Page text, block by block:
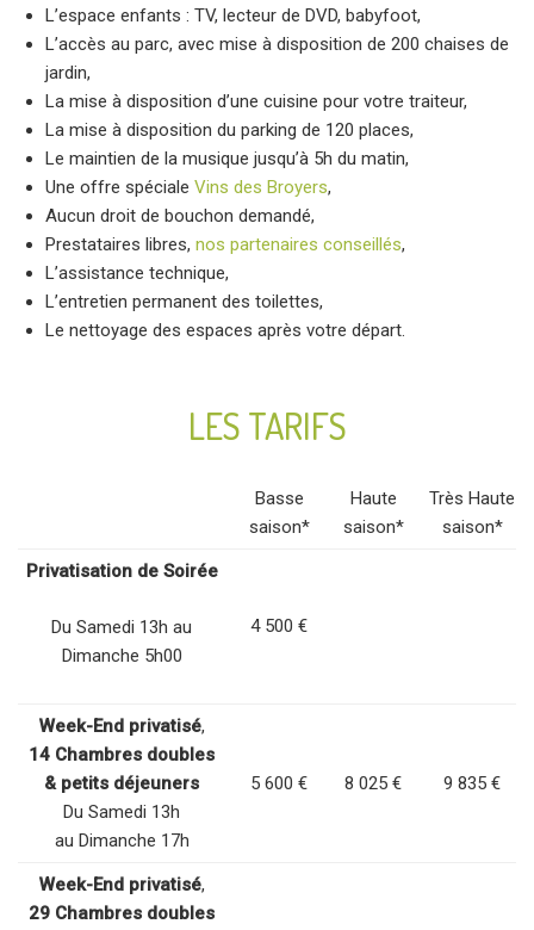
L’espace enfants : TV, lecteur de DVD, babyfoot,
L’accès au parc, avec mise à disposition de 200 chaises de
jardin,
La mise à disposition d’une cuisine pour votre traiteur,
La mise à disposition du parking de 120 places,
Le maintien de la musique jusqu’à 5h du matin,
Une offre spéciale Vins des Broyers,
Aucun droit de bouchon demandé,
Prestataires libres, nos partenaires conseillés,
L’assistance technique,
L’entretien permanent des toilettes,
Le nettoyage des espaces après votre départ.
LES TARIFS
Basse
saison*
Haute
saison*
Très Haute
saison*
Privatisation de Soirée
Du Samedi 13h au
Dimanche 5h00
4 500 €
Week-End privatisé,
14 Chambres doubles
& petits déjeuners
Du Samedi 13h
au Dimanche 17h
5 600 € 8 025 € 9 835 €
Week-End privatisé,
29 Chambres doubles